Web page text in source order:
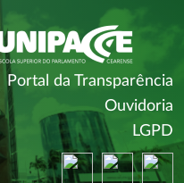
Portal da Transparência
Ouvidoria
LGPD
(abre em nova
(abre em